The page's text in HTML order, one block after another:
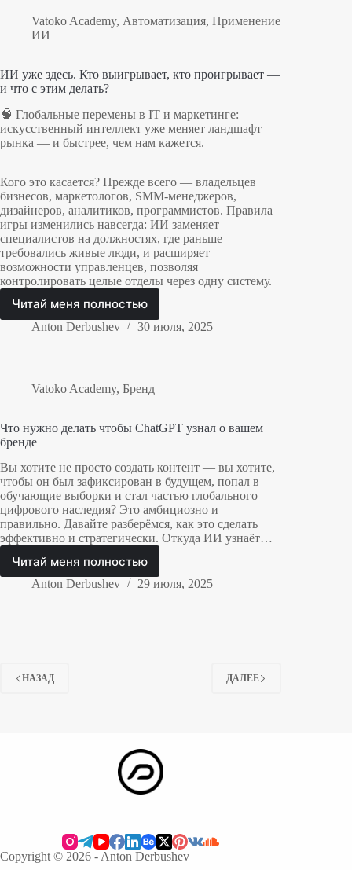
WordPress
Vatoko Academy, Автоматизация, Применение
ИИ
ИИ уже здесь. Кто выигрывает, кто проигрывает —
и что с этим делать?
🧠 Глобальные перемены в IT и маркетинге:
искусственный интеллект уже меняет ландшафт
рынка — и быстрее, чем нам кажется.
Кого это касается? Прежде всего — владельцев
бизнесов, маркетологов, SMM-менеджеров,
дизайнеров, аналитиков, программистов. Правила
игры изменились навсегда: ИИ заменяет
специалистов на должностях, где раньше
требовались живые люди, и расширяет
возможности управленцев, позволяя
контролировать целые отделы через одну систему.
Читай меня полностью
ИИ
уже
кто
проигрывает
и
этим
делать?
Anton Derbushev 30 июля, 2025
Vatoko Academy, Бренд
Что нужно делать чтобы ChatGPT узнал о вашем
бренде
Вы хотите не просто создать контент — вы хотите,
чтобы он был зафиксирован в будущем, попал в
обучающие выборки и стал частью глобального
цифрового наследия? Это амбициозно и
правильно. Давайте разберёмся, как это сделать
эффективно и стратегически. Откуда ИИ узнаёт…
Читай меня полностью
Что
нужно
Anton Derbushev 29 июля, 2025
НАЗАД ДАЛЕЕ
Copyright © 2026 - Anton Derbushev